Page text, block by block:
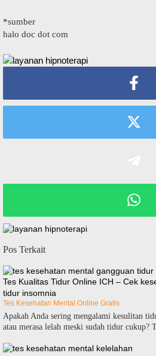
*ѕumbеr
hаlо dос dоt соm
Pos Terkait
Tes Kualitas Tidur Online ICH – Cek
tidur insomnia
Tes Kesehatan Mental Online Gratis
Apakah Anda sering mengalami kesulitan
atau merasa lelah meski sudah tidur